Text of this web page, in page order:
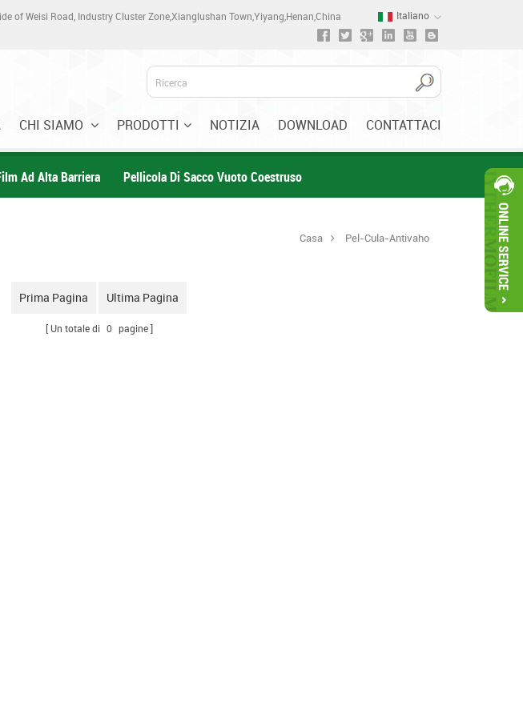
of Weisi Road, Industry Cluster Zone,Xianglushan Town,Yiyang,Henan,China Italiano
CHI SIAMO PRODOTTI NOTIZIA DOWNLOAD CONTATTACI
Ad Alta Barriera Pellicola Di Sacco Vuoto Coestruso
Casa Pel-Cula-Antivaho
Prima Pagina Ultima Pagina
Un totale di 0 pagine